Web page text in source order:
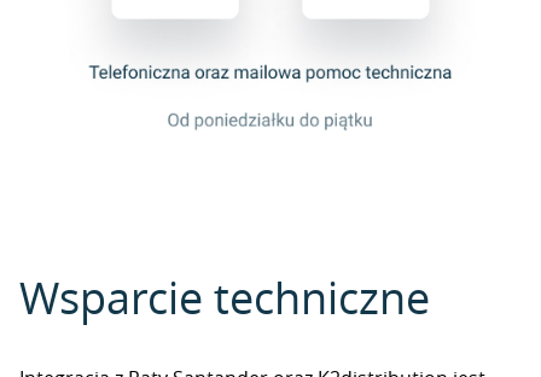
Wsparcie techniczne